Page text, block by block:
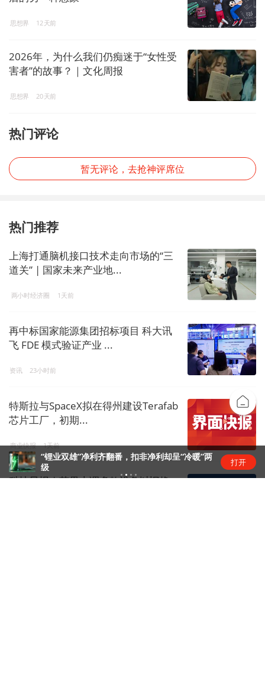
思想界 12天前
2026年，为什么我们仍痴迷于“女性受
害者”的故事？｜文化周报
思想界 20天前
热门评论
暂无评论，去抢神评席位
热门推荐
上海打通脑机接口技术走向市场的“三
道关” | 国家未来产业地...
两小时经济圈 1天前
再中标国家能源集团招标项目 科大讯
飞 FDE 模式验证产业 ...
资讯 23小时前
特斯拉与SpaceX拟在得州建设Terafab
芯片工厂，初期...
商业快报 1天前
科技早报 | 苹果上调多款设备以旧换
“锂业双雄”净利齐翻番，扣非净利却呈“冷暖”两
级
打开